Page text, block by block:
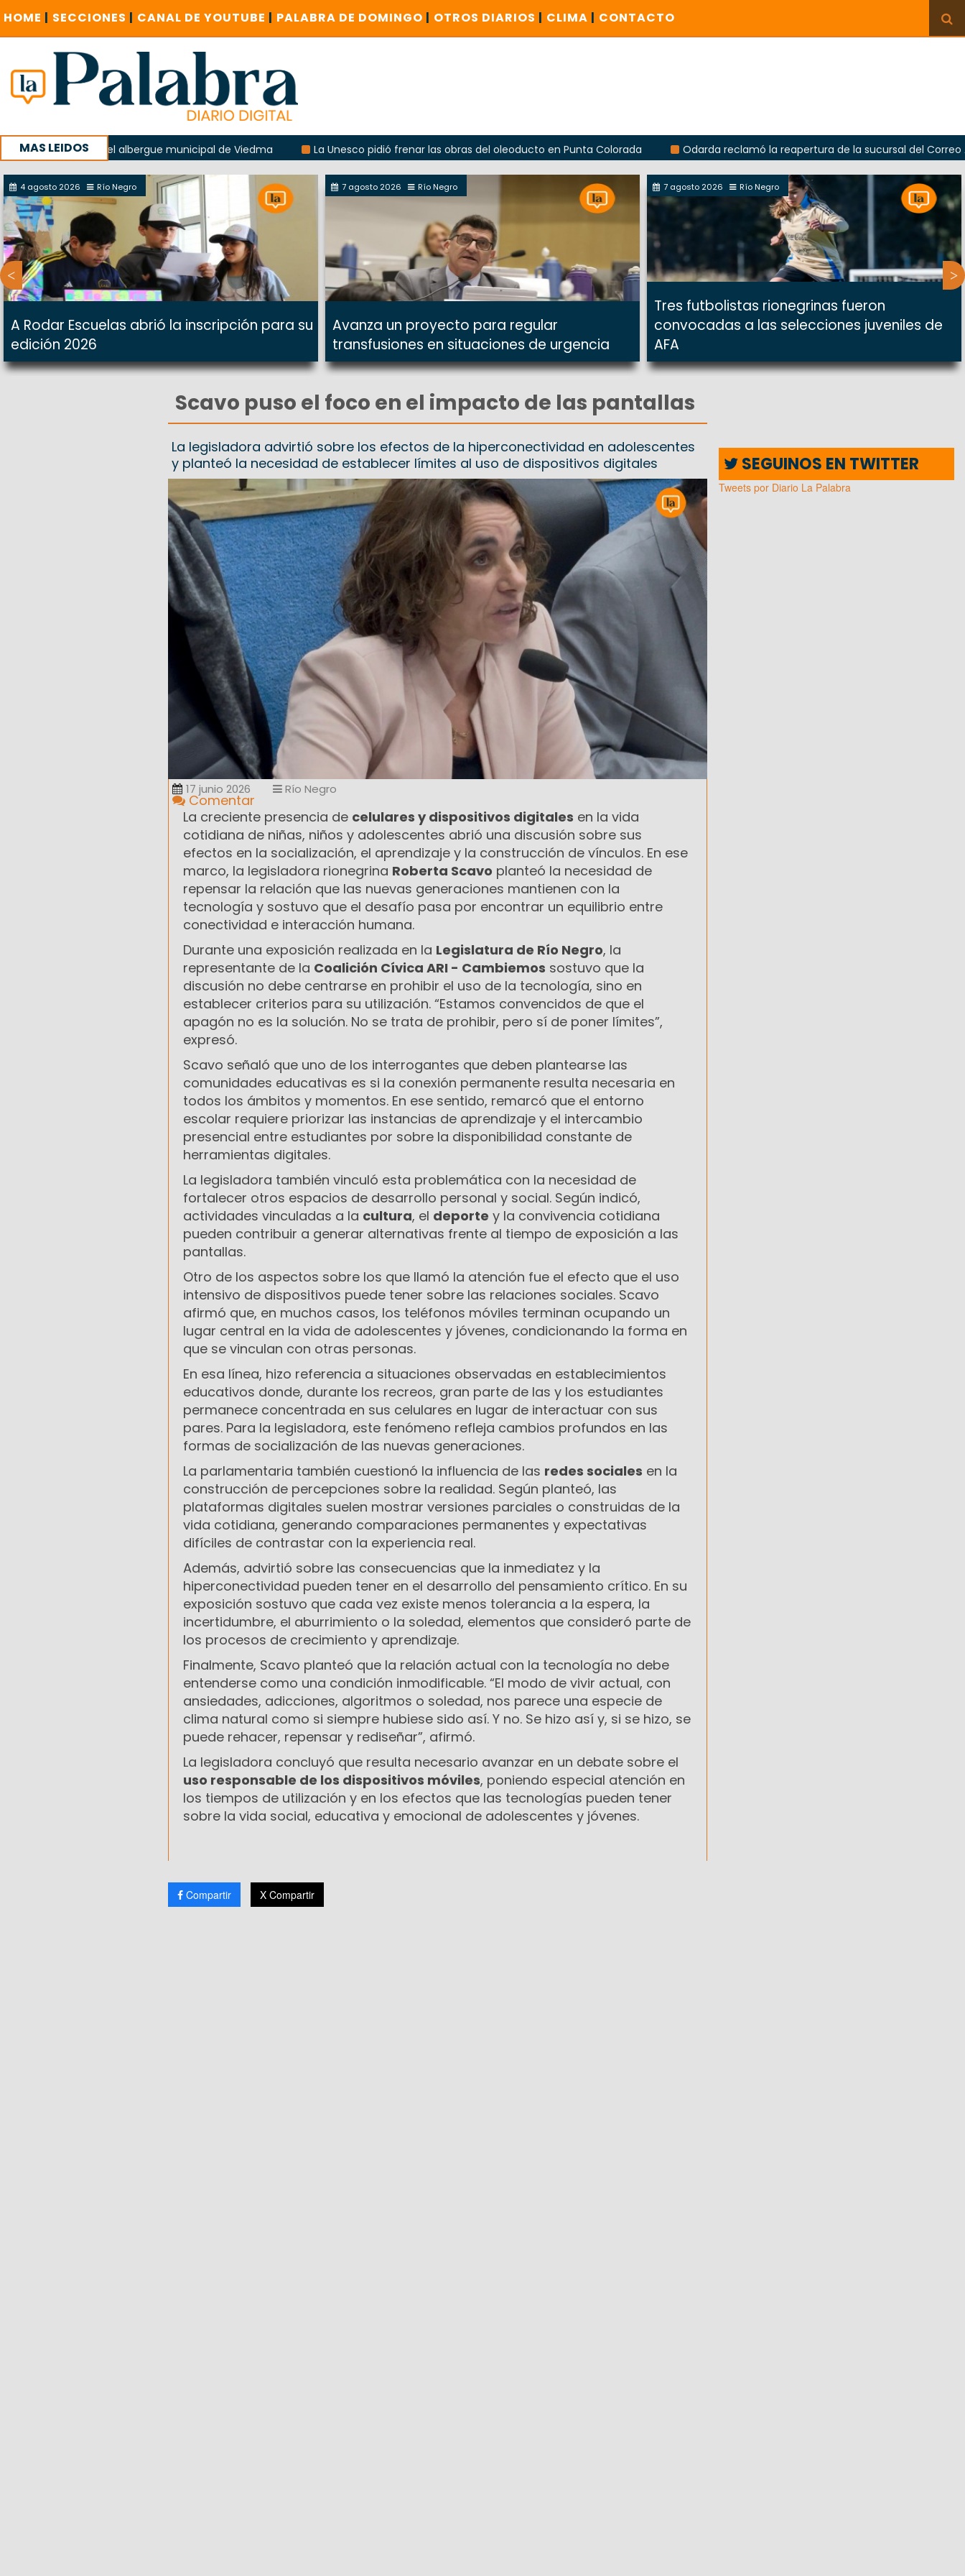
HOME | SECCIONES | CANAL DE YOUTUBE | PALABRA DE DOMINGO | OTROS DIARIOS | CLIMA | CONTACTO
MAS LEIDOS
del albergue municipal de Viedma La Unesco pidió frenar las obras del oleoducto en Punta Colorada
Odarda reclamó la reapertura de la sucursal del Correo Argentino
con un encuentro provincial en Roca
4 agosto 2026 Río Negro
A Rodar Escuelas abrió la inscripción para su
edición 2026
7 agosto 2026 Río Negro
Avanza un proyecto para regular
transfusiones en situaciones de urgencia
7 agosto 2026 Río Negro
Tres futbolistas rionegrinas fueron
convocadas a las selecciones juveniles de
AFA
Scavo puso el foco en el impacto de las pantallas
La legisladora advirtió sobre los efectos de la hiperconectividad en adolescentes
y planteó la necesidad de establecer límites al uso de dispositivos digitales
17 junio 2026 Río Negro
Comentar
La creciente presencia de celulares y dispositivos digitales en la vida
cotidiana de niñas, niños y adolescentes abrió una discusión sobre sus
efectos en la socialización, el aprendizaje y la construcción de vínculos. En ese
marco, la legisladora rionegrina Roberta Scavo planteó la necesidad de
repensar la relación que las nuevas generaciones mantienen con la
tecnología y sostuvo que el desafío pasa por encontrar un equilibrio entre
conectividad e interacción humana.
Durante una exposición realizada en la Legislatura de Río Negro, la
representante de la Coalición Cívica ARI - Cambiemos sostuvo que la
discusión no debe centrarse en prohibir el uso de la tecnología, sino en
establecer criterios para su utilización. “Estamos convencidos de que el
apagón no es la solución. No se trata de prohibir, pero sí de poner límites”,
expresó.
Scavo señaló que uno de los interrogantes que deben plantearse las
comunidades educativas es si la conexión permanente resulta necesaria en
todos los ámbitos y momentos. En ese sentido, remarcó que el entorno
escolar requiere priorizar las instancias de aprendizaje y el intercambio
presencial entre estudiantes por sobre la disponibilidad constante de
herramientas digitales.
La legisladora también vinculó esta problemática con la necesidad de
fortalecer otros espacios de desarrollo personal y social. Según indicó,
actividades vinculadas a la cultura, el deporte y la convivencia cotidiana
pueden contribuir a generar alternativas frente al tiempo de exposición a las
pantallas.
Otro de los aspectos sobre los que llamó la atención fue el efecto que el uso
intensivo de dispositivos puede tener sobre las relaciones sociales. Scavo
afirmó que, en muchos casos, los teléfonos móviles terminan ocupando un
lugar central en la vida de adolescentes y jóvenes, condicionando la forma en
que se vinculan con otras personas.
En esa línea, hizo referencia a situaciones observadas en establecimientos
educativos donde, durante los recreos, gran parte de las y los estudiantes
permanece concentrada en sus celulares en lugar de interactuar con sus
pares. Para la legisladora, este fenómeno refleja cambios profundos en las
formas de socialización de las nuevas generaciones.
La parlamentaria también cuestionó la influencia de las redes sociales en la
construcción de percepciones sobre la realidad. Según planteó, las
plataformas digitales suelen mostrar versiones parciales o construidas de la
vida cotidiana, generando comparaciones permanentes y expectativas
difíciles de contrastar con la experiencia real.
Además, advirtió sobre las consecuencias que la inmediatez y la
hiperconectividad pueden tener en el desarrollo del pensamiento crítico. En su
exposición sostuvo que cada vez existe menos tolerancia a la espera, la
incertidumbre, el aburrimiento o la soledad, elementos que consideró parte de
los procesos de crecimiento y aprendizaje.
Finalmente, Scavo planteó que la relación actual con la tecnología no debe
entenderse como una condición inmodificable. “El modo de vivir actual, con
ansiedades, adicciones, algoritmos o soledad, nos parece una especie de
clima natural como si siempre hubiese sido así. Y no. Se hizo así y, si se hizo, se
puede rehacer, repensar y rediseñar”, afirmó.
La legisladora concluyó que resulta necesario avanzar en un debate sobre el
uso responsable de los dispositivos móviles, poniendo especial atención en
los tiempos de utilización y en los efectos que las tecnologías pueden tener
sobre la vida social, educativa y emocional de adolescentes y jóvenes.
Compartir X Compartir
SEGUINOS EN TWITTER
Tweets por Diario La Palabra